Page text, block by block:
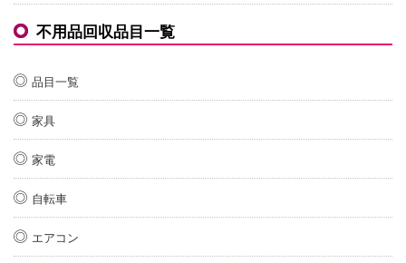
不用品回収品目一覧
品目一覧
家具
家電
自転車
エアコン